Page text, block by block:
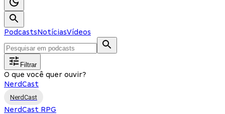
PodcastsNotíciasVídeos
Filtrar
O que você quer ouvir?
NerdCast
NerdCast
NerdCast RPG